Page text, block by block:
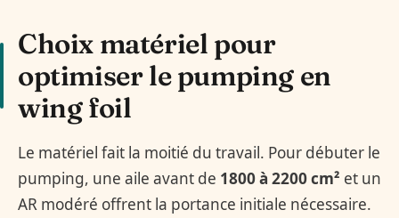
Choix matériel pour
optimiser le pumping en
wing foil
Le matériel fait la moitié du travail. Pour débuter le
pumping, une aile avant de 1800 à 2200 cm² et un
AR modéré offrent la portance initiale nécessaire.